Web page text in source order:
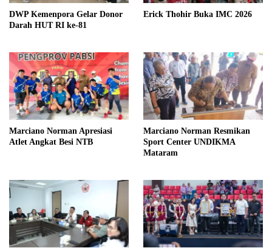
DWP Kemenpora Gelar Donor
Darah HUT RI ke-81
Erick Thohir Buka IMC 2026
Marciano Norman Apresiasi
Atlet Angkat Besi NTB
Marciano Norman Resmikan
Sport Center UNDIKMA
Mataram